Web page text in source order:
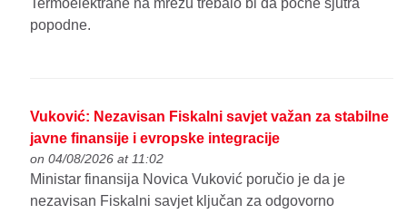
Termoelektrane na mrežu trebalo bi da počne sjutra
popodne.
Vuković: Nezavisan Fiskalni savjet važan za stabilne
javne finansije i evropske integracije
on 04/08/2026 at 11:02
Ministar finansija Novica Vuković poručio je da je
nezavisan Fiskalni savjet ključan za odgovorno